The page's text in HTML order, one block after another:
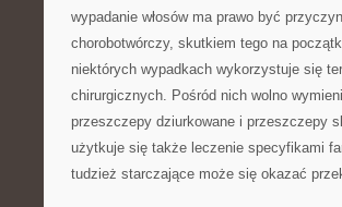
wypadanie włosów ma prawo być
chorobotwórczy, skutkiem tego na
niektórych wypadkach wykorzystuje się
chirurgicznych. Pośród nich wolno
przeszczepy dziurkowane i przeszczepy
użytkuje się także leczenie specyfikami
tudzież starczające może się okazać